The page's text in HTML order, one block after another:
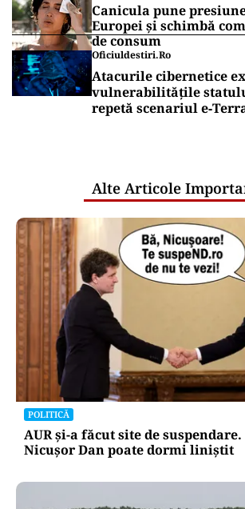
o scoți din buzunar pentru o
pește sau saramură de
Nord
TURISM
Unde mergi în vacanță
cheltuiești mult mai
Italia sau Spania: bere
nu al țărilor
Puterea Financiara
Canicula pune
Europei și schimbă
de consum
Oficiuldestiri.ro
Atacurile cibernetice
vulnerabilitățile
repetă scenariul
comunicările oficiale și
pentru mentenanța
publice
Alte Articole